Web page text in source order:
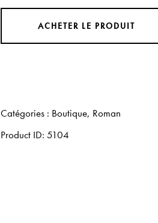
ACHETER LE PRODUIT
Catégories : Boutique, Roman
Product ID:5104